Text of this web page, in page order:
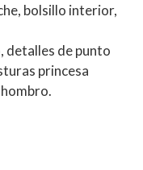
bolsillo interior,
detalles de punto
princesa